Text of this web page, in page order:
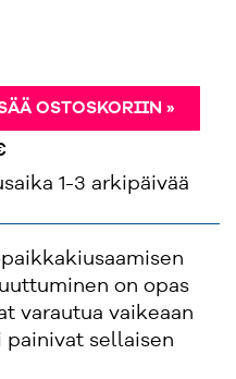
OSTOSKORIIN »
1-3 arkipäivää
on opas
varautua vaikeaan
sellaisen